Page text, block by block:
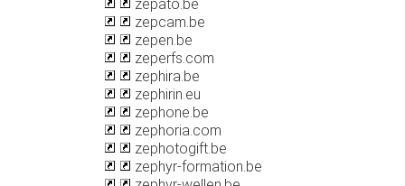
zepato.be
zepcam.be
zepen.be
zeperfs.com
zephira.be
zephirin.eu
zephone.be
zephoria.com
zephotogift.be
zephyr-formation.be